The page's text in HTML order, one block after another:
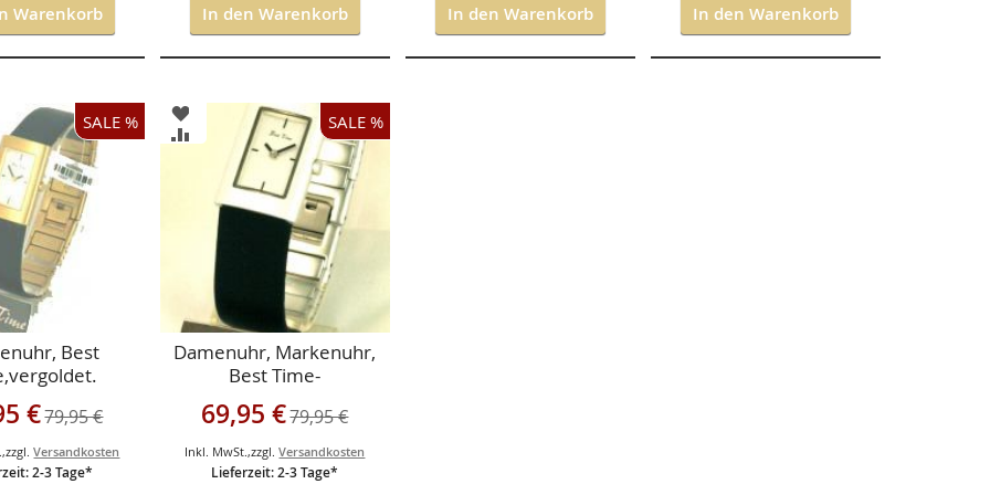
Warenkorb In den Warenkorb In den Warenkorb In den Warenkorb
SALE %
Best
€79,95 €
,zzgl.Versandkosten
2-3 Tage*
SALE %
ZUR
WUNSCHLISTE
HINZUFÜGEN
ZUR
VERGLEICHSLISTE
HINZUFÜGEN
Damenuhr, Markenuhr,
Best Time-
Aluminiumgehäuse-
Antiallergisch
Sonderangebot
69,95 €79,95 €
Inkl. MwSt.,zzgl.Versandkosten
Lieferzeit: 2-3 Tage*